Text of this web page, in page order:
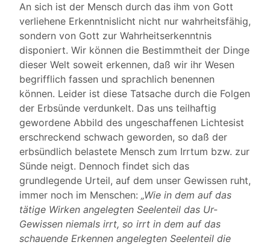
An sich ist der Mensch durch das ihm von Gott
verliehene Erkenntnislicht nicht nur wahrheitsfähig,
sondern von Gott zur Wahrheitserkenntnis
disponiert. Wir können die Bestimmtheit der Dinge
dieser Welt soweit erkennen, daß wir ihr Wesen
begrifflich fassen und sprachlich benennen
können. Leider ist diese Tatsache durch die Folgen
der Erbsünde verdunkelt. Das uns teilhaftig
gewordene Abbild des ungeschaffenen Lichtesist
erschreckend schwach geworden, so daß der
erbsündlich belastete Mensch zum Irrtum bzw. zur
Sünde neigt. Dennoch findet sich das
grundlegende Urteil, auf dem unser Gewissen ruht,
immer noch im Menschen: „Wie in dem auf das
tätige Wirken angelegten Seelenteil das Ur-
Gewissen niemals irrt, so irrt in dem auf das
schauende Erkennen angelegten Seelenteil die